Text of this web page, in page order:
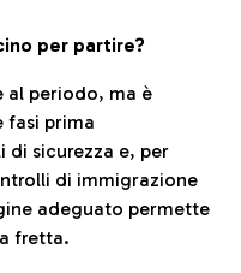
per partire?
al periodo, ma è
fasi prima
di sicurezza e, per
di immigrazione
adeguato permette
fretta.